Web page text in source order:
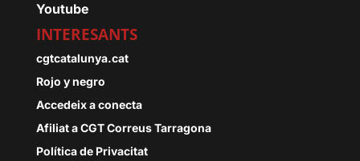
Youtube
INTERESANTS
cgtcatalunya.cat
Rojo y negro
Accedeix a conecta
Afiliat a CGT Correus Tarragona
Política de Privacitat